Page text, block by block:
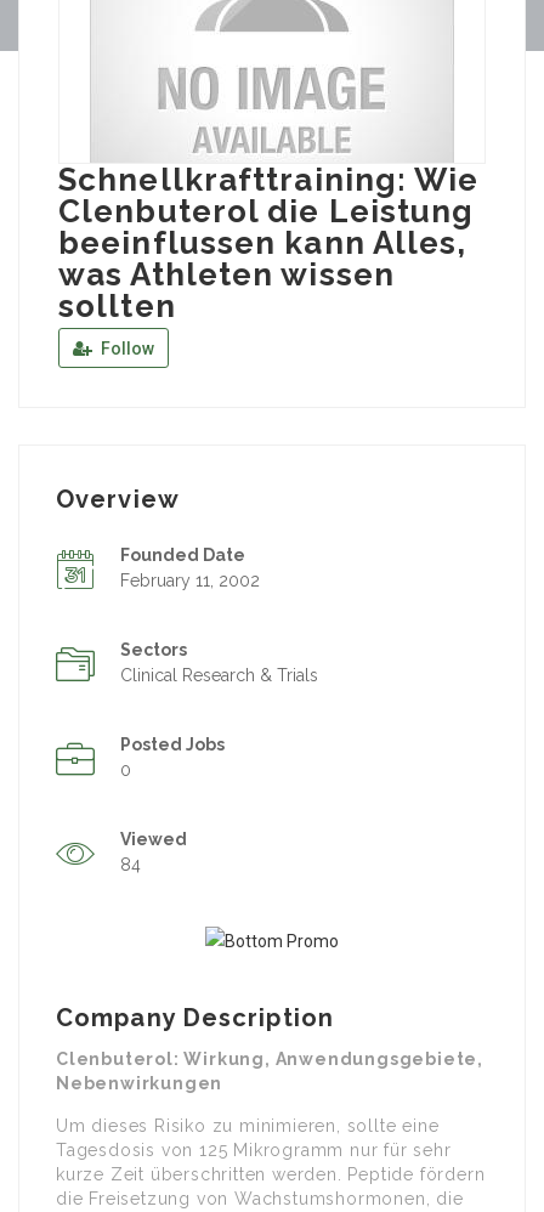
Schnellkrafttraining: Wie
Clenbuterol die Leistung
beeinflussen kann Alles,
was Athleten wissen
sollten
Follow
Overview
Founded Date
February 11, 2002
Sectors
Clinical Research & Trials
Posted Jobs
0
Viewed
84
Company Description
Clenbuterol: Wirkung, Anwendungsgebiete,
Nebenwirkungen
Um dieses Risiko zu minimieren, sollte eine
Tagesdosis von 125 Mikrogramm nur für sehr
kurze Zeit überschritten werden. Peptide fördern
die Freisetzung von Wachstumshormonen, die